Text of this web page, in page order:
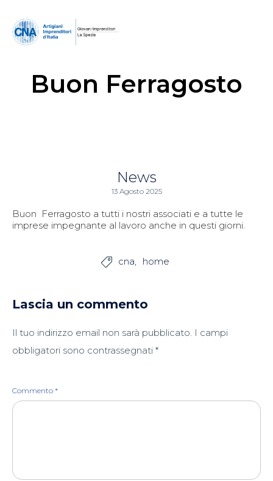
Buon Ferragosto
News
13 Agosto 2025
Buon Ferragosto a tutti i nostri associati e a tutte le
imprese impegnante al lavoro anche in questi giorni.
 cna home
Lascia un commento
Il tuo indirizzo email non sarà pubblicato. I campi
obbligatori sono contrassegnati *
Commento *